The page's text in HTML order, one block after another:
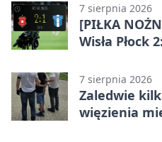
7 sierpnia 2026
[PIŁKA
Wisła Płock
rozstrzygnęli
7 sierpnia 2026
Zaledwie
więzienia